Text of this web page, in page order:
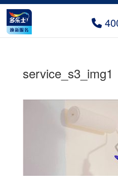
service_s3_img1